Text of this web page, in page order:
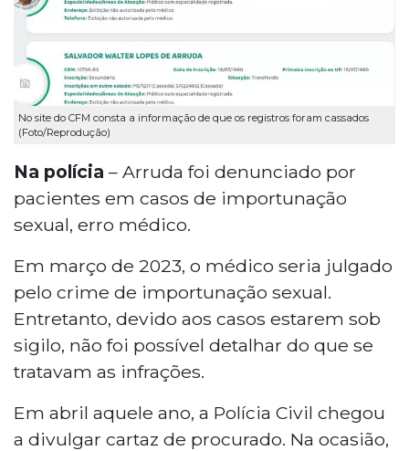
No site do CFM consta a informação de que os registros foram cassados
(Foto/Reprodução)
Na polícia – Arruda foi denunciado por
pacientes em casos de importunação
sexual, erro médico.
Em março de 2023, o médico seria julgado
pelo crime de importunação sexual.
Entretanto, devido aos casos estarem sob
sigilo, não foi possível detalhar do que se
tratavam as infrações.
Em abril aquele ano, a Polícia Civil chegou
a divulgar cartaz de procurado. Na ocasião,